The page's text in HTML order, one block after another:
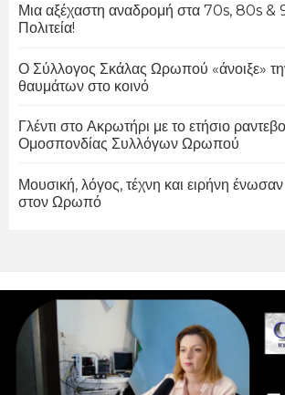
Μια αξέχαστη αναδρομή στα 70s, 80s &
Πολιτεία!
Ο Σύλλογος Σκάλας Ωρωπού «άνοιξε»
θαυμάτων στο κοινό
Γλέντι στο Ακρωτήρι με το ετήσιο
Ομοσπονδίας Συλλόγων Ωρωπού
Μουσική, λόγος, τέχνη και ειρήνη
στον Ωρωπό